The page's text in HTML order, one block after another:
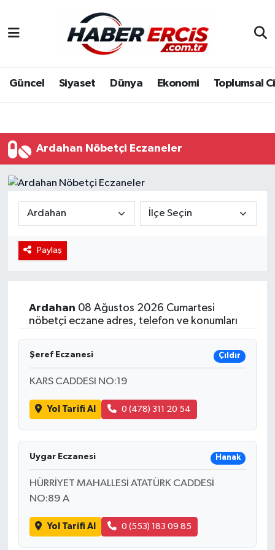
Güncel Siyaset Dünya Ekonomi Toplumsal
Ardahan Nöbetçi Eczaneler
Paylaş
Ardahan 08 Ağustos 2026 Cumartesi
nöbetçi eczane adres, telefon ve konumları
Şeref Eczanesi Çıldır
KARS CADDESI NO:19
Yol Tarifi Al 0 (478) 311 20 54
Uygar Eczanesi Hanak
HÜRRİYET MAHALLESİ ATATÜRK CADDESİ
NO:89 A
Yol Tarifi Al 0 (553) 183 09 85